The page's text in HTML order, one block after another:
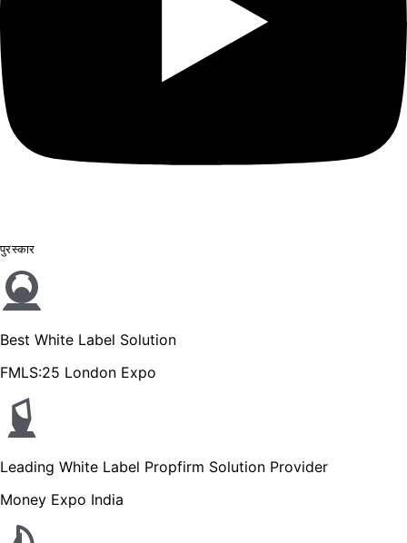
पुरस्कार
Best White Label Solution
FMLS:25 London Expo
Leading White Label Propfirm Solution Provider
Money Expo India